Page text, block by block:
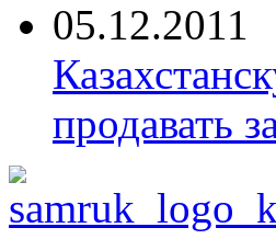
05.12.2011
продавать